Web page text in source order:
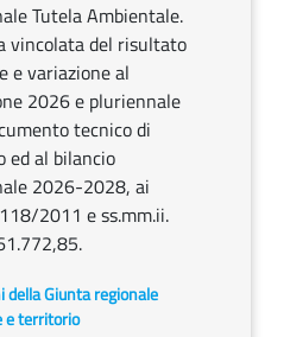
Tutela Ambientale.
vincolata del risultato
e variazione al
2026 e pluriennale
tecnico di
ed al bilancio
2026-2028, ai
2011 e ss.mm.ii.
della Giunta regionale
e territorio